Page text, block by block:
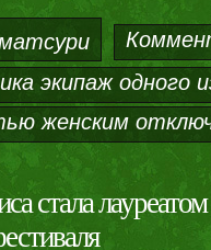
экипаж одного
женским
стала